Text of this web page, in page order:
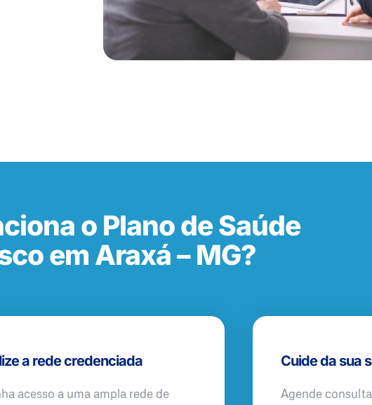
o Plano de Saúde
em Araxá – MG?
a rede credenciada
acesso a uma ampla rede de
Cuide da sua
Agende